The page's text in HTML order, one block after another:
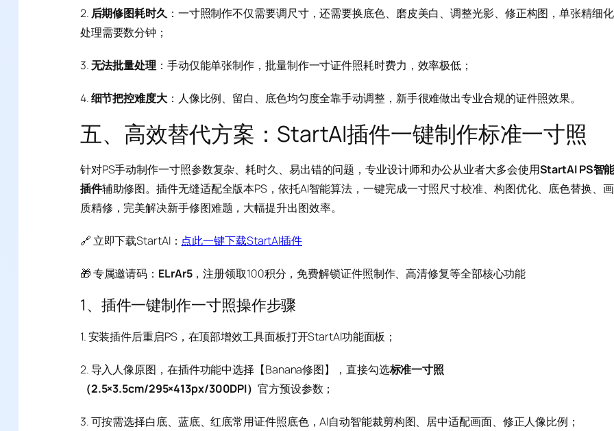
2. 后期修图耗时久：一寸照制作不仅需要调尺寸，还需要换底色、磨皮美白、调整光影、修正构图，单张精细化
处理需要数分钟；
3.无法批量处理 ：手动仅能单张制作，批量制作一寸证件照耗时费力，效率极低；
4.细节把控难度大：人像比例、留白、底色均匀度全靠手动调整，新手很难做出专业合规的证件照效果。
五、高效替代方案：StartAI插件一键制作标准一寸照
针对PS手动制作一寸照参数复杂、耗时久、易出错的问题，专业设计师和办公从业者大多会使用StartAI PS智
插件辅助修图。插件无缝适配全版本PS，依托AI智能算法，一键完成一寸照尺寸校准、构图优化、底色替换、画
质精修，完美解决新手修图难题，大幅提升出图效率。
🔗 立即下载StartAI： 点此一键下载StartAI插件
🎁 专属邀请码： ELrAr5，注册领取100积分，免费解锁证件照制作、高清修复等全部核心功能
1、插件一键制作一寸照操作步骤
1. 安装插件后重启PS，在顶部增效工具面板打开StartAI功能面板；
2. 导入人像原图，在插件功能中选择【Banana修图】，直接勾选标准一寸照
（2.5×3.5cm/295×413px/300DPI）官方预设参数；
3. 可按需选择白底、蓝底、红底常用证件照底色，AI自动智能裁剪构图、居中适配画面、修正人像比例；